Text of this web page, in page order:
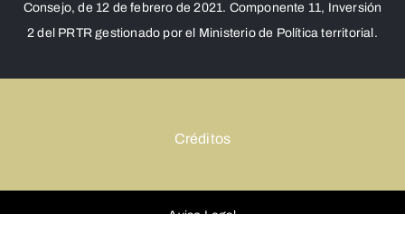
Consejo, de 12 de febrero de 2021. Componente 11, Inversión
2 del PRTR gestionado por el Ministerio de Política territorial.
Créditos
Aviso Legal